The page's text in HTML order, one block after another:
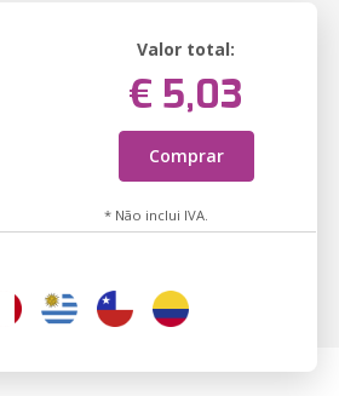
Valor total:
€ 5,03
Comprar
* Não inclui IVA.